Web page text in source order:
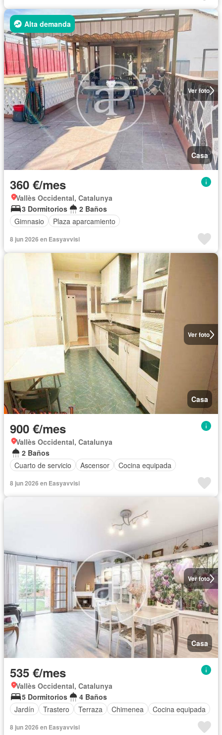
Ver foto
Alta demanda
Casa
360 €/mes
Vallès Occidental, Catalunya
3 Dormitorios
2 Baños
Gimnasio
Plaza aparcamiento
8 jun 2026 en Easyavvisi
Ver foto
Casa
900 €/mes
Vallès Occidental, Catalunya
2 Baños
Cuarto de servicio
Ascensor Cocina equipada
8 jun 2026 en Easyavvisi
Ver foto
Casa
535 €/mes
Vallès Occidental, Catalunya
5 Dormitorios
4 Baños
Jardín
Trastero Terraza Chimenea Cocina equipada
8 jun 2026 en Easyavvisi